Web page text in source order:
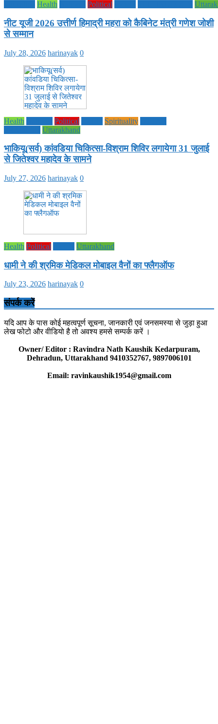
Health Political
नीट यूजी 2026 उत्तीर्ण हिमाद्री महरा को कैबिनेट मंत्री गणेश जोशी
से सम्मान
July 28, 2026 harinayak 0
Health Political Spirituality
Uttarakhand
भाकियू(सर्व) कांवडिया चिकित्सा-विश्राम शिविर लगायेगा 31 जुलाई
से जितेश्वर महादेव के सामने
July 27, 2026 harinayak 0
Health Political Uttarakhand
धामी ने की श्रमिक मेडिकल मोबाइल वैनों का फ्लैगऑफ
July 23, 2026 harinayak 0
संपर्क करें
यदि आप के पास कोई महत्वपूर्ण सूचना, जानकारी एवं जनसमस्या से जुड़ा हुआ
लेख फोटो और वीडियो है तो अवश्य हमसे सम्पर्क करें ।
Owner/ Editor : Ravindra Nath Kaushik Kedarpuram,
Dehradun, Uttarakhand 9410352767, 9897006101
Email: ravinkaushik1954@gmail.com